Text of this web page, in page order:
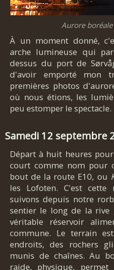
Aurore
À un moment donné,
arche lumineuse qui
dessus du port de
d'avoir emporté mon
premières photos
où nous étions, les
peu estomper le spectacle.
Samedi 12 septembre
Départ à huit heures
court comme nom pour
bout de la route E10, ou
les Lofoten. C'est
suivons depuis notre
sentier le long de la rive
véritable réservoir
commune. Le terrain
endroits, des rochers
munis de chaînes. Au
raide, physique,